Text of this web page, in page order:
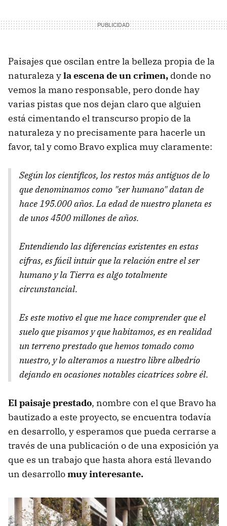
Paisajes que oscilan entre la belleza propia de la
naturaleza yla escena de un crimen, donde no
vemos la mano responsable, pero donde hay
varias pistas que nos dejan claro que alguien
está cimentando el transcurso propio de la
naturaleza y no precisamente para hacerle un
favor, tal y como Bravo explica muy claramente:
Según los científicos, los restos más antiguos de lo
que denominamos como "ser humano" datan de
hace 195.000 años. La edad de nuestro planeta es
de unos 4500 millones de años.
Entendiendo las diferencias existentes en estas
cifras, es fácil intuir que la relación entre el ser
humano y la Tierra es algo totalmente
circunstancial.
Es este motivo el que me hace comprender que el
suelo que pisamos y que habitamos, es en realidad
un terreno prestado que hemos tomado como
nuestro, y lo alteramos a nuestro libre albedrío
dejando en ocasiones notables cicatrices sobre él.
El paisaje prestado, nombre con el que Bravo ha
bautizado a este proyecto, se encuentra todavía
en desarrollo, y esperamos que pueda cerrarse a
través de una publicación o de una exposición ya
que es un trabajo que hasta ahora está llevando
un desarrollomuy interesante.